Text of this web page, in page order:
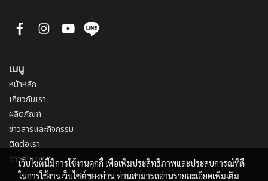
เมนู
หน้าหลัก
เกี่ยวกับเรา
ผลิตภัณฑ์
ข่าวสารและกิจกรรม
ติดต่อเรา
ดาวน์โหลด
เว็บไซต์นี้มีการใช้งานคุกกี้ เพื่อเพิ่มประสิทธิภาพและประสบการณ์ที่ดี
ในการใช้งานเว็บไซต์ของท่าน ท่านสามารถอ่านรายละเอียดเพิ่มเติม